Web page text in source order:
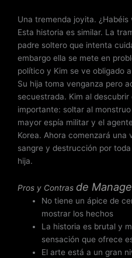
Una tremenda joyita.
Esta historia es similar. La
padre soltero que intenta
embargo ella se mete en
político y Kim se ve obligado
Su hija toma venganza pero
secuestrada. Kim al
importante: soltar al
mayor espía militar y el
Korea. Ahora comenzará una
sangre y destrucción por
hija.
Pros y Contras de
No tiene un ápice de
mostrar los hechos
La historia es brutal y
sensación que ofrece
El arte está a un gran